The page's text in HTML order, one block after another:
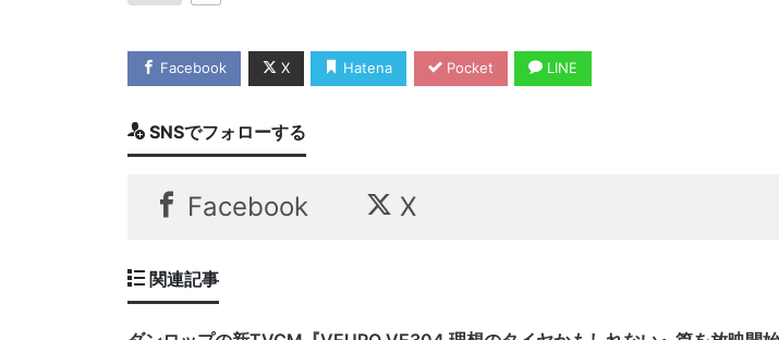
Facebook X Hatena Pocket LINE
SNSでフォローする
Facebook X
関連記事